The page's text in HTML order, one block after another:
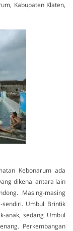
Kabupaten Klaten,
Kebonarum ada
dikenal antara lain
Masing-masing
Umbul Brintik
anak, sedang Umbul
Perkembangan